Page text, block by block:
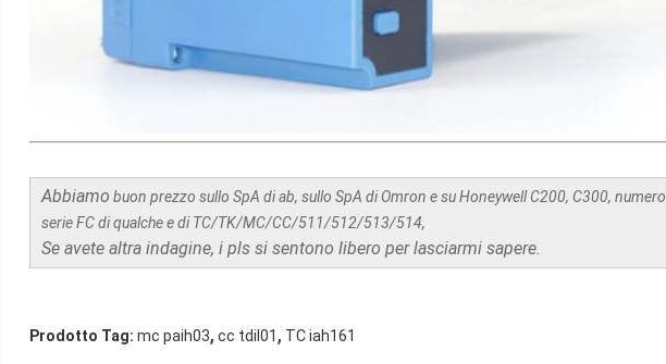
Abbiamo buon prezzo sullo SpA di ab, sullo SpA di Omron e su Honeywell C200, C300,
serie FC di qualche e di TC/TK/MC/CC/511/512/513/514,
Se avete altra indagine, i pls si sentono libero per lasciarmi sapere.
Prodotto Tag: mc paih03, cc tdil01 , TC iah161